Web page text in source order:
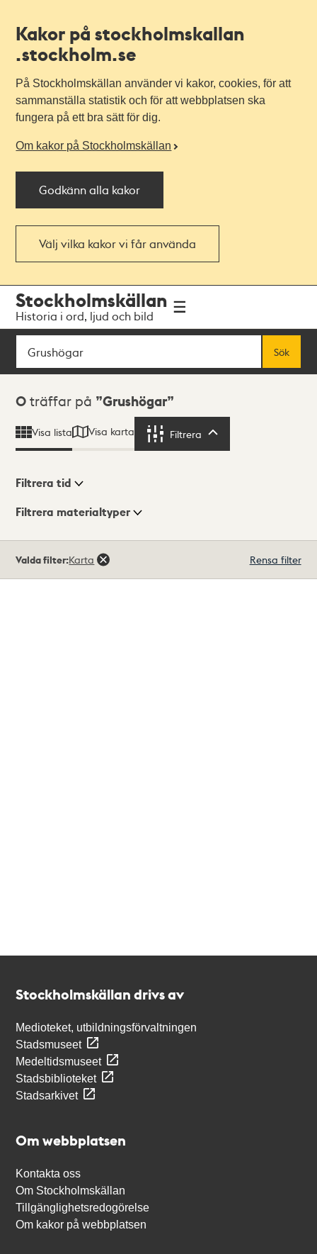
Kakor på stockholmskallan
.stockholm.se
På Stockholmskällan använder vi kakor, cookies, för att
sammanställa statistik och för att webbplatsen ska
fungera på ett bra sätt för dig.
Om kakor på Stockholmskällan
Godkänn alla kakor
Välj vilka kakor vi får använda
navigationen
huvudinnehållet
Stockholmskällan
Historia i ord, ljud och bild
Sök
Sök
Sökresultat
0 träffar på Grushögar
Visa lista Visa karta Filtrera
Visningsläge
Filtrera tid
Filtrera materialtyper
träffar
Valda filter:Karta Rensa filter
Stockholmskällan drivs av
Medioteket, utbildningsförvaltningen
Stadsmuseet
Medeltidsmuseet
Stadsbiblioteket
Stadsarkivet
Om webbplatsen
Kontakta oss
Om Stockholmskällan
Tillgänglighetsredogörelse
Om kakor på webbplatsen